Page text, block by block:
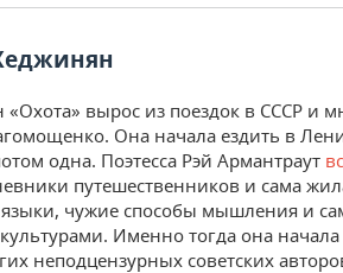
вырос из поездок в СССР и
Она начала ездить в
одна. Поэтесса Рэй Армантраут
путешественников и сама
чужие способы мышления и
Именно тогда она
неподцензурных советских